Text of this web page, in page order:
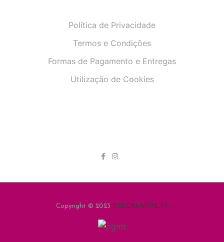
Política de Privacidade
Termos e Condições
Formas de Pagamento e Entregas
Utilização de Cookies
Copyright © 2023 BEECREATIVE.PT